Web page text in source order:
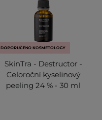
DOPORUČENO KOSMETOLOGY
SkinTra - Destructor -
Celoroční kyselinový
peeling 24 % - 30 ml